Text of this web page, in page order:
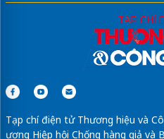
Tạp chí điện tử Thương hiệu và
ương Hiệp hội Chống hàng giả và